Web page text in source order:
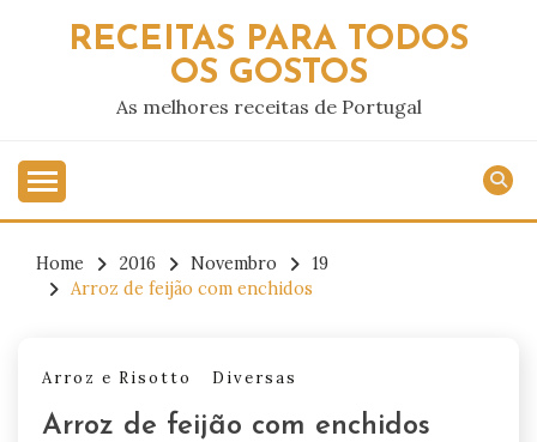
RECEITAS PARA TODOS
OS GOSTOS
As melhores receitas de Portugal
Home 2016 Novembro
19
Arroz de feijão com enchidos
Arroz e Risotto Diversas
Arroz de feijão com enchidos